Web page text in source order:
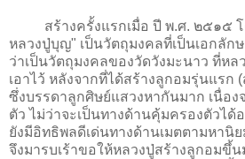
สร้างครั้งแรกเมื่อ ปี พ.ศ. ๒๕๑๕ โ
หลวงปู่บุญ" เป็นวัตถุมงคลที่เป็นเอกลัก
ว่าเป็นวัตถุมงคลของวัดวังมะนาว ที่หล
เอาไว้ หลังจากที่ได้สร้างลูกอมรุ่นแรก
ซึ่งบรรดาลูกศิษย์แสวงหากันมาก เนื่อ
ตัว ไม่ว่าจะเป็นทางด้านคุ้มครองตัวได้
ยังมีอิทธิพลดีเด่นทางด้านเมตตามหานิย
จึงมารบเร้าขอให้หลวงปู่สร้างลูกอมขึ้น